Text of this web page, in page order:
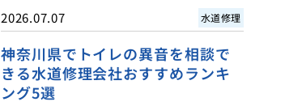
2026.07.07 水道修理
神奈川県でトイレの異音を相談で
きる水道修理会社おすすめランキ
ング5選